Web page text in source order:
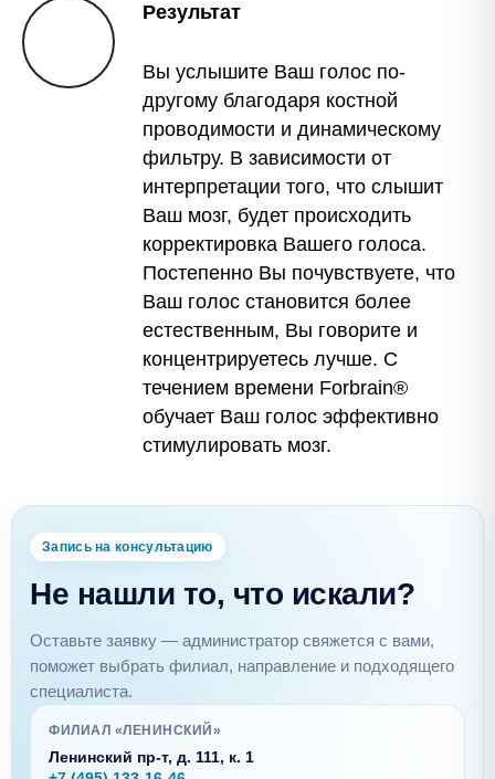
Результат
Вы услышите Ваш голос по-
другому благодаря костной
проводимости и динамическому
фильтру. В зависимости от
интерпретации того, что слышит
Ваш мозг, будет происходить
корректировка Вашего голоса.
Постепенно Вы почувствуете, что
Ваш голос становится более
естественным, Вы говорите и
концентрируетесь лучше. С
течением времени Forbrain®
обучает Ваш голос эффективно
стимулировать мозг.
Запись на консультацию
Не нашли то, что искали?
Оставьте заявку — администратор свяжется с вами,
поможет выбрать филиал, направление и подходящего
специалиста.
ФИЛИАЛ «ЛЕНИНСКИЙ»
Ленинский пр-т, д. 111, к. 1